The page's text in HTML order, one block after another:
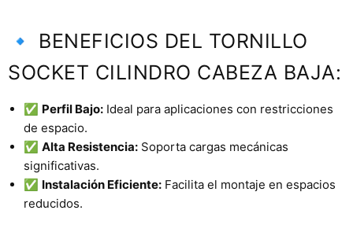
🔹 BENEFICIOS DEL TORNILLO
SOCKET CILINDRO CABEZA BAJA:
✅ Perfil Bajo: Ideal para aplicaciones con restricciones
de espacio.
✅ Alta Resistencia: Soporta cargas mecánicas
significativas.
✅ Instalación Eficiente: Facilita el montaje en espacios
reducidos.